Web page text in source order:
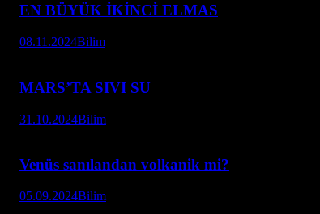
EN BÜYÜK İKİNCİ ELMAS
08.11.2024Bilim
MARS’TA SIVI SU
31.10.2024Bilim
Venüs sanılandan volkanik mi?
05.09.2024Bilim